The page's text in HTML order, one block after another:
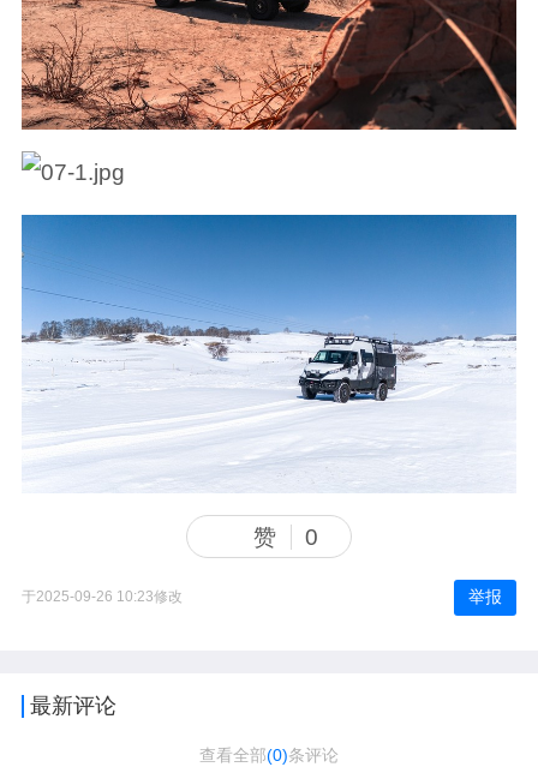
赞 0
于2025-09-26 10:23修改 举报
最新评论
查看全部(0)条评论